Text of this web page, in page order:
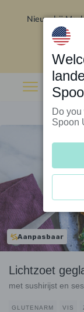
Nieuw bij
Aanpasbaar
Lichtzoet
met sushirijst en
GLUTENARM VIS
Do
Spoon